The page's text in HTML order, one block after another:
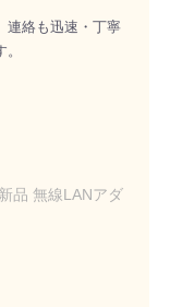
連絡も迅速・丁寧
品 無線LANアダ